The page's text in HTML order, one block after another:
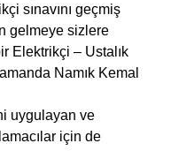
sınavını geçmiş
gelmeye sizlere
Elektrikçi – Ustalık
Namık Kemal
uygulayan ve
için de